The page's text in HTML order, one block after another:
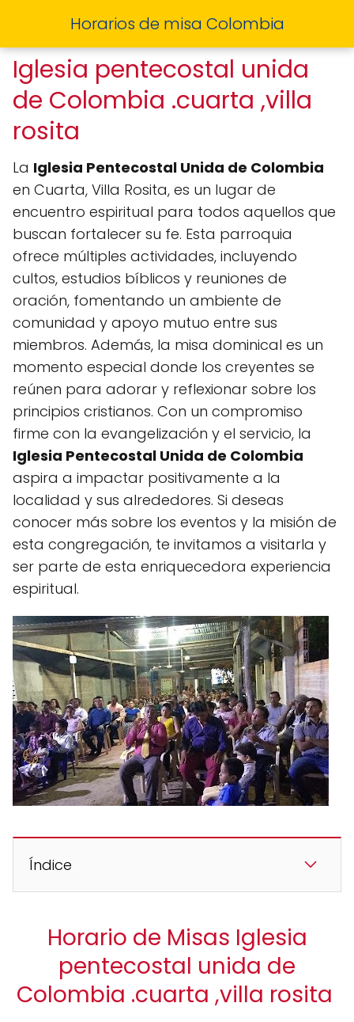
Horarios de misa Colombia
Iglesia pentecostal unida
de Colombia .cuarta ,villa
rosita
La Iglesia Pentecostal Unida de Colombia
en Cuarta, Villa Rosita, es un lugar de
encuentro espiritual para todos aquellos que
buscan fortalecer su fe. Esta parroquia
ofrece múltiples actividades, incluyendo
cultos, estudios bíblicos y reuniones de
oración, fomentando un ambiente de
comunidad y apoyo mutuo entre sus
miembros. Además, la misa dominical es un
momento especial donde los creyentes se
reúnen para adorar y reflexionar sobre los
principios cristianos. Con un compromiso
firme con la evangelización y el servicio, la
Iglesia Pentecostal Unida de Colombia
aspira a impactar positivamente a la
localidad y sus alrededores. Si deseas
conocer más sobre los eventos y la misión de
esta congregación, te invitamos a visitarla y
ser parte de esta enriquecedora experiencia
espiritual.
Índice
Horario de Misas Iglesia
pentecostal unida de
Colombia .cuarta ,villa rosita